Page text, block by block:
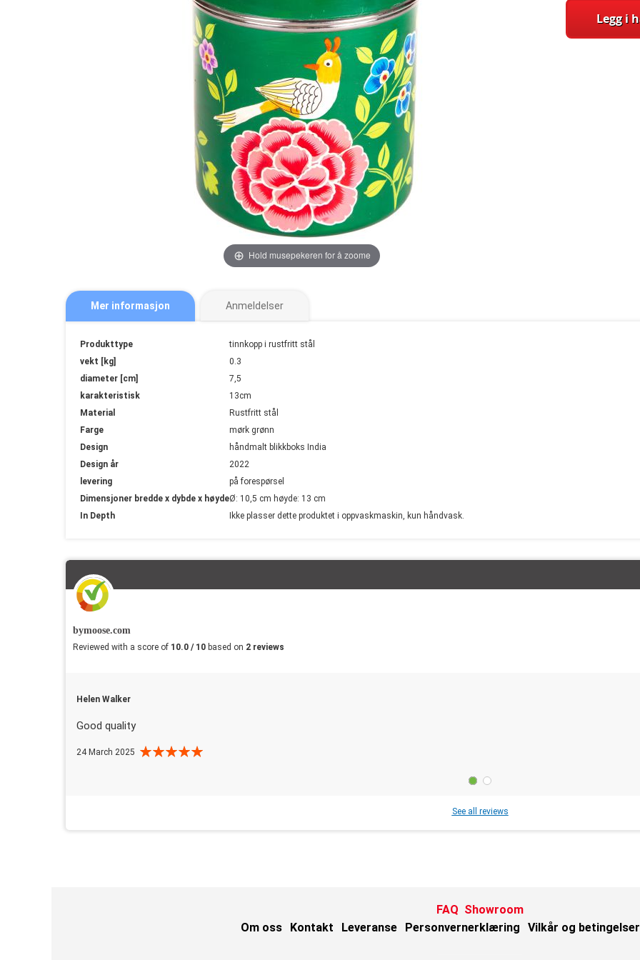
Legg i
Hold musepekeren for å zoome
Mer informasjon
Mer
informasjon
Produkttype
tinnkopp i rustfritt stål
vekt [kg]
0.3
diameter [cm]
7,5
karakteristisk
13cm
Material
Rustfritt stål
Farge
mørk grønn
Design
håndmalt blikkboks India
Design år
2022
levering
på forespørsel
Dimensjoner bredde x dybde x høydeØ: 10,5 cm høyde: 13 cm
In Depth
Ikke plasser dette produktet i oppvaskmaskin, kun håndvask.
Anmeldelser
bymoose.com
Reviewed with a score of 10.0 / 10 based on 2 reviews
Helen Walker
Good quality
24 March 2025
See all reviews
FAQ Showroom
Om oss
Kontakt Leveranse Personvernerklæring Vilkår og betingelser